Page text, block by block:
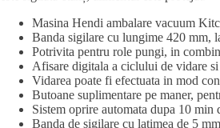
Masina Hendi ambalare vacuum
Banda sigilare cu lungime 420 mm,
Potrivita pentru role pungi, in
Afisare digitala a ciclului de vidare si
Vidarea poate fi efectuata in mod
Butoane suplimentare pe maner,
Sistem oprire automata dupa 10 min
Banda de sigilare cu latimea de 5